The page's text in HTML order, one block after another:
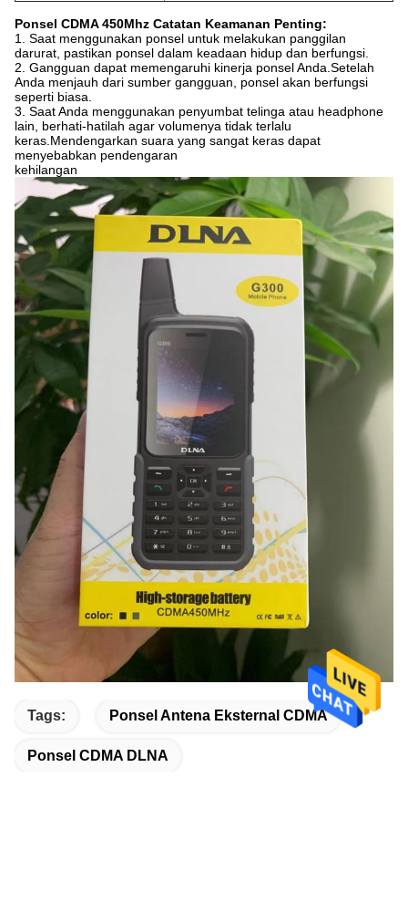
Ponsel CDMA 450Mhz Catatan Keamanan Penting:
1. Saat menggunakan ponsel untuk melakukan panggilan
darurat, pastikan ponsel dalam keadaan hidup dan berfungsi.
2. Gangguan dapat memengaruhi kinerja ponsel Anda.Setelah
Anda menjauh dari sumber gangguan, ponsel akan berfungsi
seperti biasa.
3. Saat Anda menggunakan penyumbat telinga atau headphone
lain, berhati-hatilah agar volumenya tidak terlalu
keras.Mendengarkan suara yang sangat keras dapat
menyebabkan pendengaran
kehilangan
Tags: Ponsel Antena Eksternal CDMA
Ponsel CDMA DLNA